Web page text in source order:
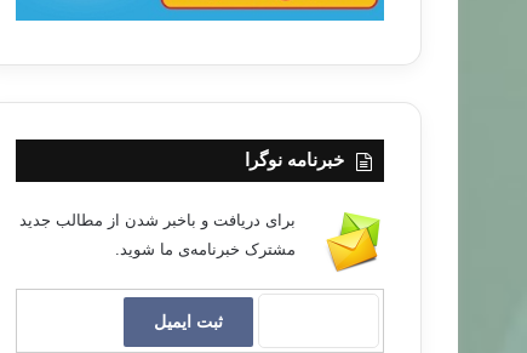
خبرنامه نوگرا
برای دریافت و باخبر شدن از مطالب جدید
مشترک خبرنامه‌ی ما شوید.